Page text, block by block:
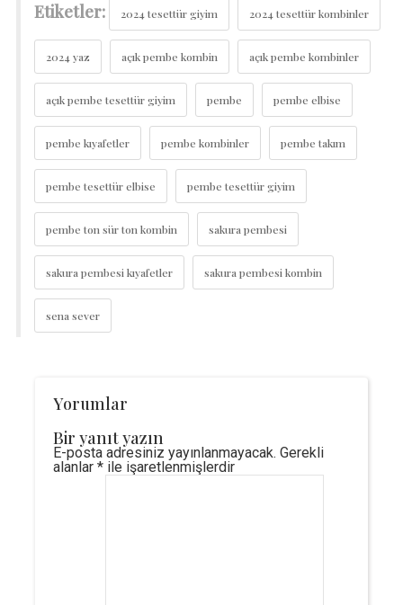
Etiketler: 2024 tesettür giyim 2024 tesettür kombinler
2024 yaz açık pembe kombin açık pembe kombinler
açık pembe tesettür giyim pembe pembe elbise
pembe kıyafetler pembe kombinler pembe takım
pembe tesettür elbise pembe tesettür giyim
pembe ton sür ton kombin sakura pembesi
sakura pembesi kıyafetler sakura pembesi kombin
sena sever
Yorumlar
Bir yanıt yazın
E-posta adresiniz yayınlanmayacak. Gerekli
alanlar *ile işaretlenmişlerdir